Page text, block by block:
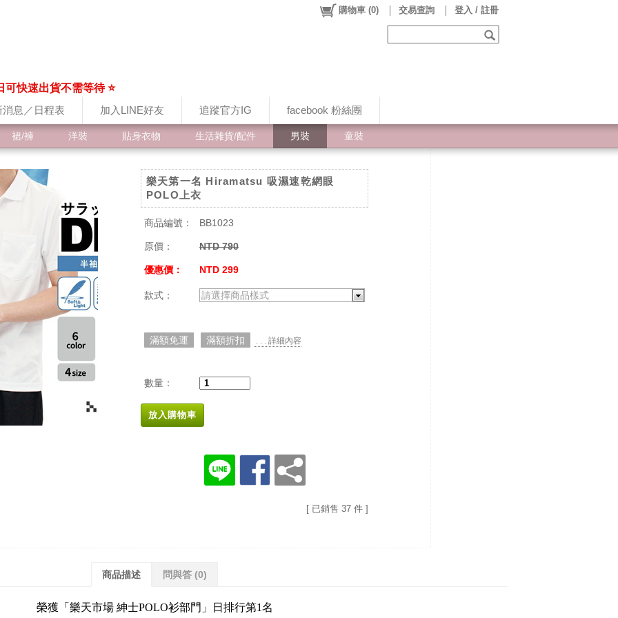
消息／日程表 加入LINE好友 追蹤官方IG facebook 粉絲團
購物車 (0) 交易查詢 登入 / 註冊
可快速出貨不需等待 ⭐
裙/褲 洋裝 貼身衣物 生活雜貨/配件 男裝 童裝
樂天第一名 Hiramatsu 吸濕速乾網眼
POLO上衣
商品編號： BB1023
原價： NTD 790
優惠價： NTD 299
款式： 請選擇商品樣式
滿額免運 滿額折扣 . . . 詳細內容
數量：
放入購物車
[ 已銷售 37 件 ]
商品描述 問與答 (0)